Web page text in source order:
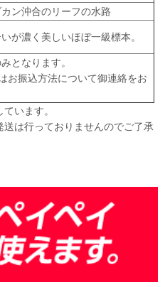
ン沖合のリーフの水路
が濃く美しいほぼ一級標本。
となります。
お振込方法について御連絡をお
います。
は行っておりませんのでご了承